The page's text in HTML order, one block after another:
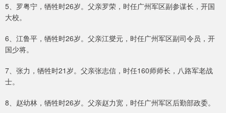
5、罗粤宁，牺牲时26岁。父亲罗荣，时任广州军区副参谋长，开国
大校。
6、江鲁平，牺牲时26岁。父亲江燮元，时任广州军区副司令员，开
国少将。
7、张力，牺牲时21岁。父亲张志信，时任160师师长，八路军老战
士。
8、赵幼林，牺牲时26岁。父亲赵力宽，时任广州军区后勤部政委。